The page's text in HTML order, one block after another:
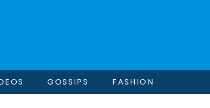
GOSSIPS FASHION